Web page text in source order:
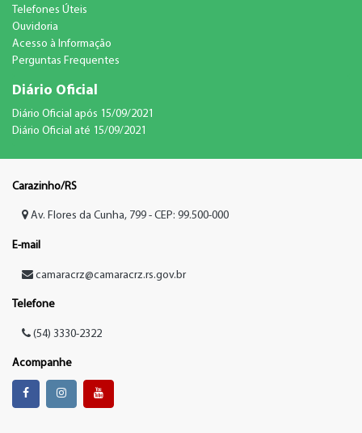
Telefones Úteis
Ouvidoria
Acesso à Informação
Perguntas Frequentes
Diário Oficial
Diário Oficial após 15/09/2021
Diário Oficial até 15/09/2021
Carazinho/RS
Av. Flores da Cunha, 799 - CEP: 99.500-000
E-mail
camaracrz@camaracrz.rs.gov.br
Telefone
(54) 3330-2322
Acompanhe